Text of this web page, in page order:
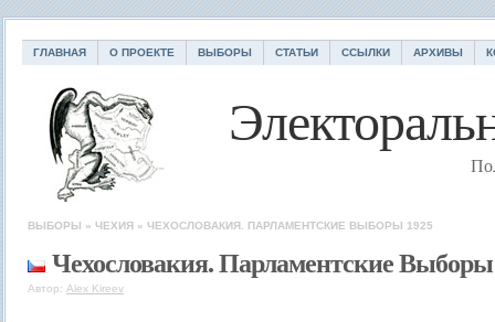
ГЛАВНАЯ О ПРОЕКТЕ ВЫБОРЫ СТАТЬИ ССЫЛКИ АРХИВЫ
ВЫБОРЫ » ЧЕХИЯ » ЧЕХОСЛОВАКИЯ. ПАРЛАМЕНТСКИЕ ВЫБОРЫ 1925
Чехословакия. Парламентские Выборы
Автор: Alex Kireev